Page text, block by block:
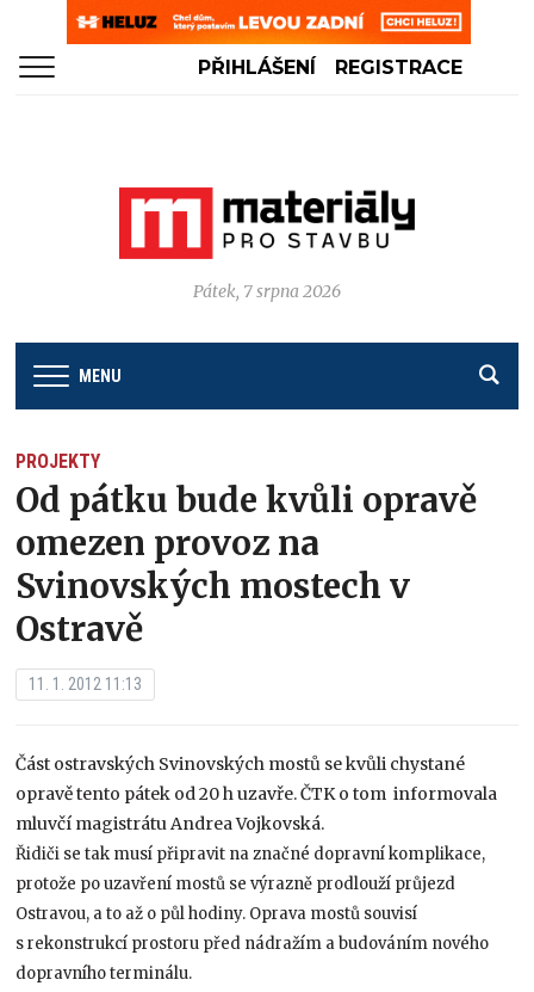
PŘIHLÁŠENÍ REGISTRACE
Pátek, 7 srpna 2026
MENU
PROJEKTY
Od pátku bude kvůli opravě
omezen provoz na
Svinovských mostech v
Ostravě
11. 1. 2012 11:13
Část ostravských Svinovských mostů se kvůli chystané
opravě tento pátek od 20 h uzavře. ČTK o tom informovala
mluvčí magistrátu Andrea Vojkovská.
Řidiči se tak musí připravit na značné dopravní komplikace,
protože po uzavření mostů se výrazně prodlouží průjezd
Ostravou, a to až o půl hodiny. Oprava mostů souvisí
s rekonstrukcí prostoru před nádražím a budováním nového
dopravního terminálu.